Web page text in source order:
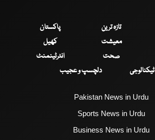
تازہ ترین
پاکستان
معیشت
کھیل
صحت
انٹرٹینمنٹ
ٹیکنالوجی
دلچسپ و عجیب
Pakistan News in Urdu
Sports News in Urdu
Business News in Urdu